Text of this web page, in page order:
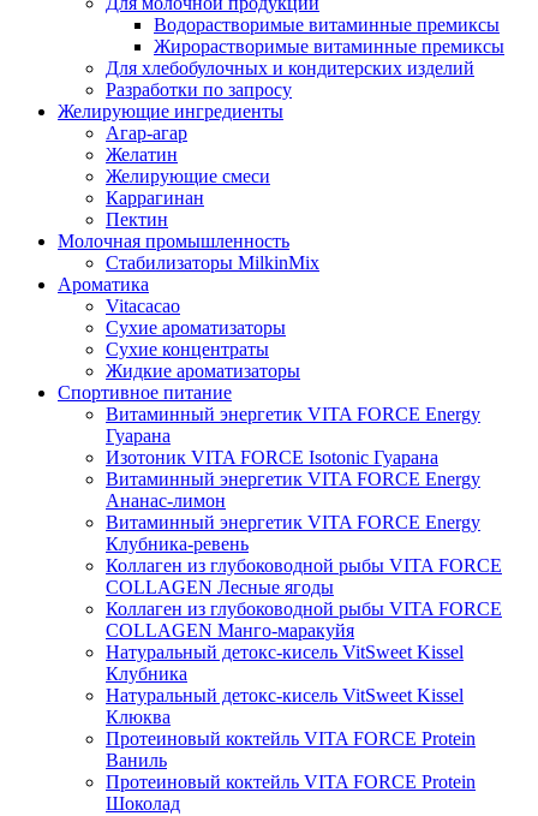
Водорастворимые витаминные премиксы
Жирорастворимые витаминные премиксы
Для хлебобулочных и кондитерских изделий
Разработки по запросу
Желирующие ингредиенты
Агар-агар
Желатин
Желирующие смеси
Каррагинан
Пектин
Молочная промышленность
Стабилизаторы MilkinMix
Ароматика
Vitacacao
Сухие ароматизаторы
Сухие концентраты
Жидкие ароматизаторы
Спортивное питание
Витаминный энергетик VITA FORCE Energy
Гуарана
Изотоник VITA FORCE Isotonic Гуарана
Витаминный энергетик VITA FORCE Energy
Ананас-лимон
Витаминный энергетик VITA FORCE Energy
Клубника-ревень
Коллаген из глубоководной рыбы VITA FORCE
COLLAGEN Лесные ягоды
Коллаген из глубоководной рыбы VITA FORCE
COLLAGEN Манго-маракуйя
Натуральный детокс-кисель VitSweet Kissel
Клубника
Натуральный детокс-кисель VitSweet Kissel
Клюква
Протеиновый коктейль VITA FORCE Protein
Ваниль
Протеиновый коктейль VITA FORCE Protein
Шоколад